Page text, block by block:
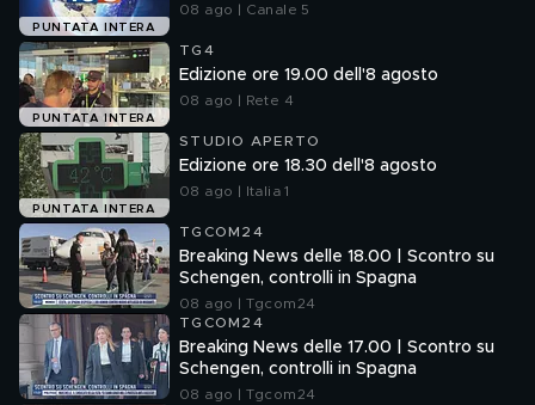
PUNTATA INTERA
08 ago | Canale 5
PUNTATA INTERA
TG4
Edizione ore 19.00 dell'8 agosto
08 ago | Rete 4
PUNTATA INTERA
STUDIO APERTO
Edizione ore 18.30 dell'8 agosto
08 ago | Italia 1
TGCOM24
Breaking News delle 18.00 | Scontro su
Schengen, controlli in Spagna
08 ago | Tgcom24
TGCOM24
Breaking News delle 17.00 | Scontro su
Schengen, controlli in Spagna
08 ago | Tgcom24